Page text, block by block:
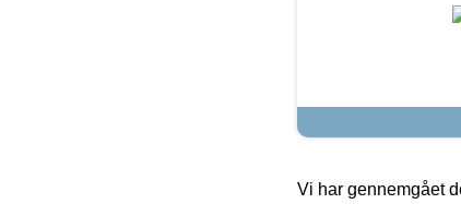
Vi har gennemgået